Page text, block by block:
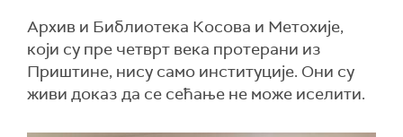
Архив и Библиотека Косова и Метохије,
који су пре четврт века протерани из
Приштине, нису само институције. Они су
живи доказ да се сећање не може иселити.